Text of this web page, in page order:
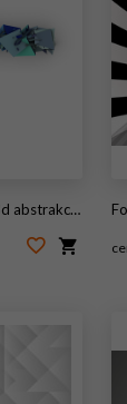
na białym tle